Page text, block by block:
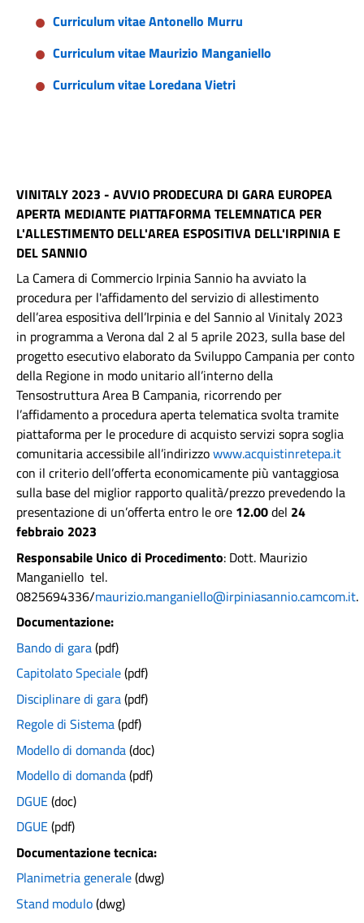
Curriculum vitae Antonello Murru
Curriculum vitae Maurizio Manganiello
Curriculum vitae Loredana Vietri
VINITALY 2023 - AVVIO PRODECURA DI GARA EUROPEA
APERTA MEDIANTE PIATTAFORMA TELEMNATICA PER
L'ALLESTIMENTO DELL'AREA ESPOSITIVA DELL'IRPINIA E
DEL SANNIO
La Camera di Commercio Irpinia Sannio ha avviato la
procedura per l'affidamento del servizio di allestimento
dell’area espositiva dell’Irpinia e del Sannio al Vinitaly 2023
in programma a Verona dal 2 al 5 aprile 2023, sulla base del
progetto esecutivo elaborato da Sviluppo Campania per conto
della Regione in modo unitario all’interno della
Tensostruttura Area B Campania, ricorrendo per
l’affidamento a procedura aperta telematica svolta tramite
piattaforma per le procedure di acquisto servizi sopra soglia
comunitaria accessibile all’indirizzowww.acquistinretepa.it
con il criterio dell’offerta economicamente più vantaggiosa
sulla base del miglior rapporto qualità/prezzo prevedendo la
presentazione di un’offerta entro le ore 12.00del 24
febbraio 2023
Responsabile Unico di Procedimento: Dott. Maurizio
Manganiello tel.
0825694336/maurizio.manganiello@irpiniasannio.camcom.it.
Documentazione:
Bando di gara(pdf)
Capitolato Speciale(pdf)
Disciplinare di gara(pdf)
Regole di Sistema(pdf)
Modello di domanda(doc)
Modello di domanda(pdf)
DGUE(doc)
DGUE(pdf)
Documentazione tecnica:
Planimetria generale(dwg)
Stand modulo(dwg)